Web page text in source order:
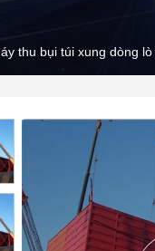
thu bụi túi xung dòng